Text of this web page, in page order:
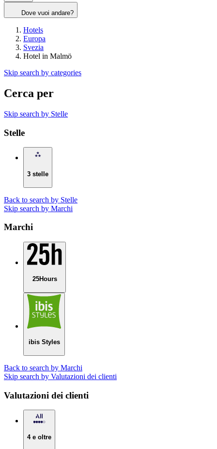
Dove vuoi andare?
Hotels
Europa
Svezia
Hotel in Malmö
Skip search by categories
Cerca per
Skip search by Stelle
Stelle
3 stelle
Back to search by Stelle
Skip search by Marchi
Marchi
25Hours
ibis Styles
Back to search by Marchi
Skip search by Valutazioni dei clienti
Valutazioni dei clienti
4 e oltre